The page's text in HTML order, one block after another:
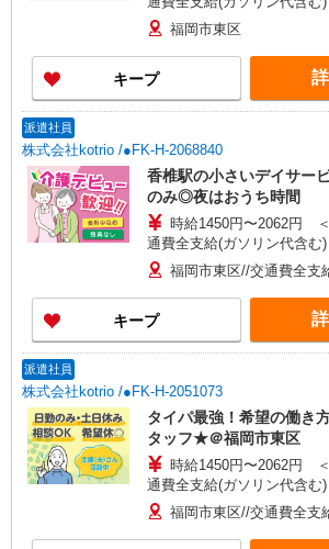
福岡市東区
キープ
派遣社員
株式会社kotrio /●FK-H-2068840
香椎駅の小さいデイサー
のみ◎夜はおうち時間
時給1450円〜2062円
通費全支給(ガソリン代含む)
福岡市東区//交通費全支
キープ
派遣社員
株式会社kotrio /●FK-H-2051073
タイパ最強！希望の働き
タッフ★＠福岡市東区
時給1450円〜2062円
通費全支給(ガソリン代含む)
福岡市東区//交通費全支